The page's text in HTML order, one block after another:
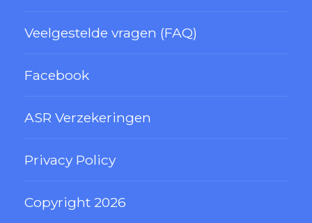
Veelgestelde vragen (FAQ)
Facebook
ASR Verzekeringen
Privacy Policy
Copyright 2026